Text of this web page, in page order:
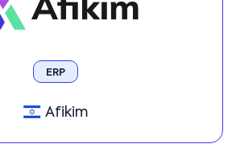
ERP
Afikim